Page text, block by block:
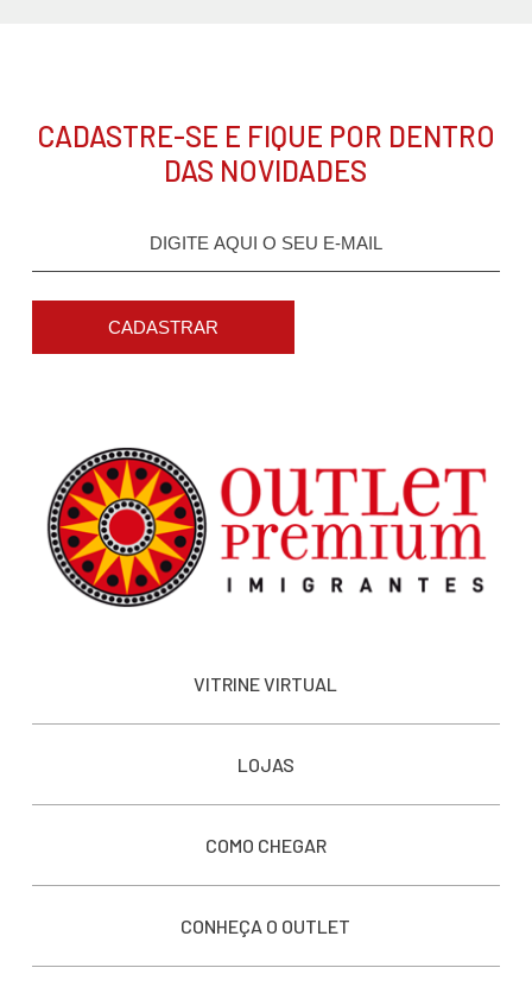
CADASTRE-SE E FIQUE POR DENTRO
DAS NOVIDADES
CADASTRAR
VITRINE VIRTUAL
LOJAS
COMO CHEGAR
CONHEÇA O OUTLET